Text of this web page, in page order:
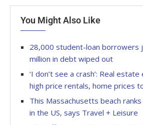
You Might Also Like
28,000 student-loan borrowers
million in debt wiped out
‘I don’t see a crash’: Real
high price rentals, home prices
This Massachusetts beach
in the US, says Travel + Leisure